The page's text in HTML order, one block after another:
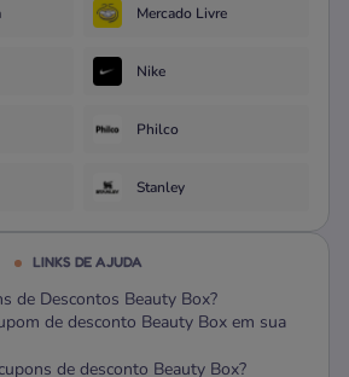
Mercado Livre
Nike
Philco
Stanley
LINKS DE AJUDA
de Descontos Beauty Box?
de desconto Beauty Box em sua
de desconto Beauty Box?